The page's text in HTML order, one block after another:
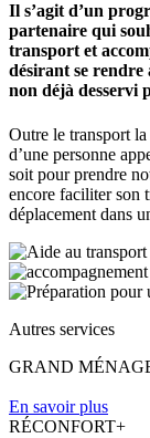
Il s’agit d’un
partenaire qui
transport et
désirant se
non déjà desservi
Outre le transport
d’une personne
soit pour prendre
encore faciliter son
déplacement dans
Autres services
GRAND
En savoir plus
RÉCONFORT+